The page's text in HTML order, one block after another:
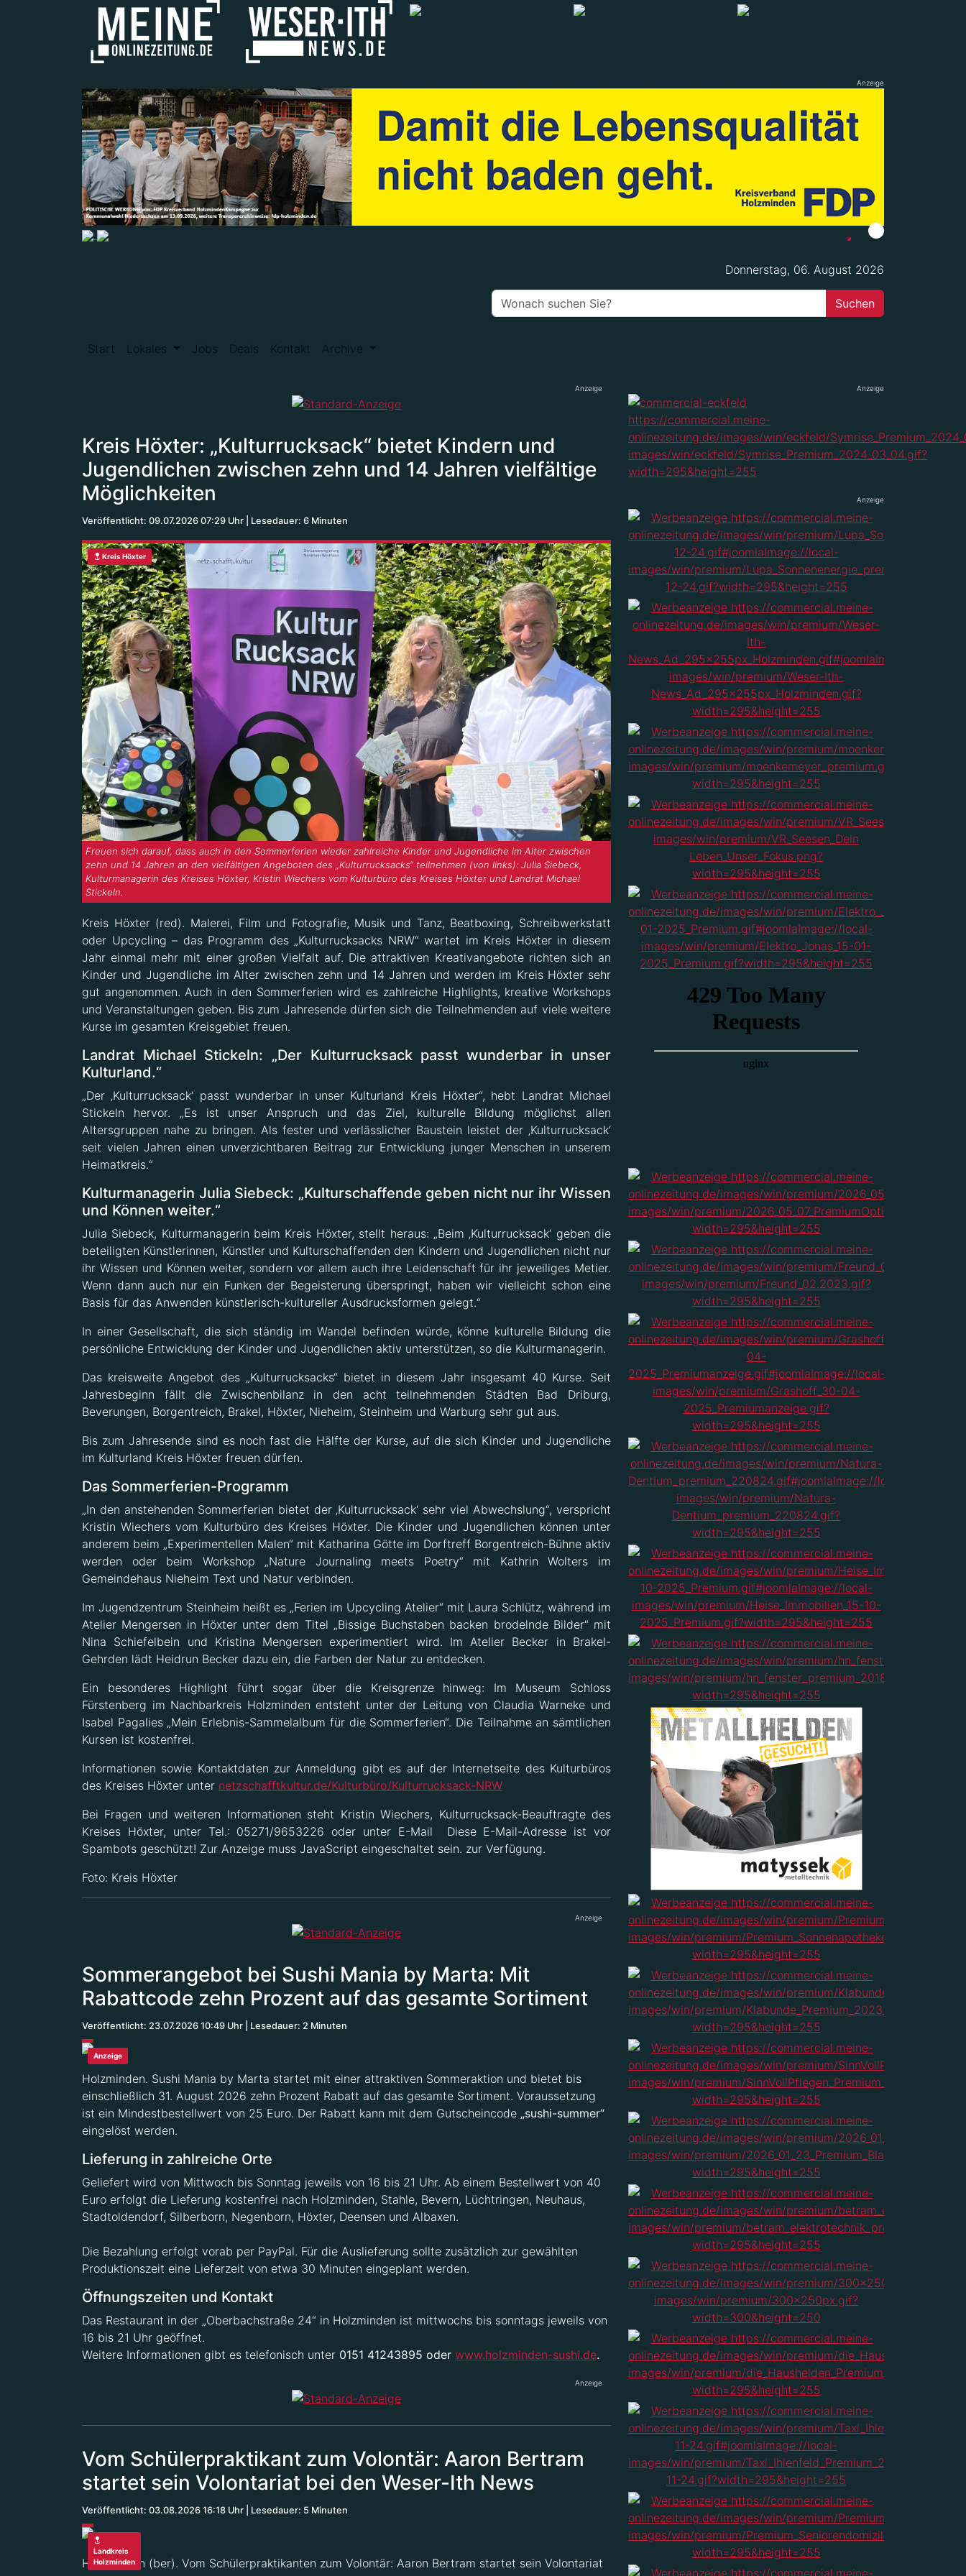
Anzeige
Donnerstag, 06. August 2026
Start Lokales Jobs Deals Kontakt Archive
Anzeige
Kreis Höxter: „Kulturrucksack“ bietet Kindern und
Jugendlichen zwischen zehn und 14 Jahren vielfältige
Möglichkeiten
Veröffentlicht: 09.07.2026 07:29 Uhr Lesedauer: 6 Minuten
Kreis Höxter
Freuen sich darauf, dass auch in den Sommerferien wieder zahlreiche Kinder und Jugendliche im Alter zwischen
zehn und 14 Jahren an den vielfältigen Angeboten des „Kulturrucksacks“ teilnehmen (von links): Julia Siebeck,
Kulturmanagerin des Kreises Höxter, Kristin Wiechers vom Kulturbüro des Kreises Höxter und Landrat Michael
Stickeln.
Kreis Höxter (red). Malerei, Film und Fotografie, Musik und Tanz, Beatboxing, Schreibwerkstatt
oder Upcycling – das Programm des „Kulturrucksacks NRW“ wartet im Kreis Höxter in diesem
Jahr einmal mehr mit einer großen Vielfalt auf. Die attraktiven Kreativangebote richten sich an
Kinder und Jugendliche im Alter zwischen zehn und 14 Jahren und werden im Kreis Höxter sehr
gut angenommen. Auch in den Sommerferien wird es zahlreiche Highlights, kreative Workshops
und Veranstaltungen geben. Bis zum Jahresende dürfen sich die Teilnehmenden auf viele weitere
Kurse im gesamten Kreisgebiet freuen.
Landrat Michael Stickeln: „Der Kulturrucksack passt wunderbar in unser
Kulturland.“
„Der ‚Kulturrucksack‘ passt wunderbar in unser Kulturland Kreis Höxter“, hebt Landrat Michael
Stickeln hervor. „Es ist unser Anspruch und das Ziel, kulturelle Bildung möglichst allen
Altersgruppen nahe zu bringen. Als fester und verlässlicher Baustein leistet der ‚Kulturrucksack‘
seit vielen Jahren einen unverzichtbaren Beitrag zur Entwicklung junger Menschen in unserem
Heimatkreis.“
Kulturmanagerin Julia Siebeck: „Kulturschaffende geben nicht nur ihr Wissen
und Können weiter.“
Julia Siebeck, Kulturmanagerin beim Kreis Höxter, stellt heraus: „Beim ‚Kulturrucksack‘ geben die
beteiligten Künstlerinnen, Künstler und Kulturschaffenden den Kindern und Jugendlichen nicht nur
ihr Wissen und Können weiter, sondern vor allem auch ihre Leidenschaft für ihr jeweiliges Metier.
Wenn dann auch nur ein Funken der Begeisterung überspringt, haben wir vielleicht schon eine
Basis für das Anwenden künstlerisch-kultureller Ausdrucksformen gelegt.“
In einer Gesellschaft, die sich ständig im Wandel befinden würde, könne kulturelle Bildung die
persönliche Entwicklung der Kinder und Jugendlichen aktiv unterstützen, so die Kulturmanagerin.
Das kreisweite Angebot des „Kulturrucksacks“ bietet in diesem Jahr insgesamt 40 Kurse. Seit
Jahresbeginn fällt die Zwischenbilanz in den acht teilnehmenden Städten Bad Driburg,
Beverungen, Borgentreich, Brakel, Höxter, Nieheim, Steinheim und Warburg sehr gut aus.
Bis zum Jahresende sind es noch fast die Hälfte der Kurse, auf die sich Kinder und Jugendliche
im Kulturland Kreis Höxter freuen dürfen.
Das Sommerferien-Programm
„In den anstehenden Sommerferien bietet der ‚Kulturrucksack‘ sehr viel Abwechslung“, verspricht
Kristin Wiechers vom Kulturbüro des Kreises Höxter. Die Kinder und Jugendlichen können unter
anderem beim „Experimentellen Malen“ mit Katharina Götte im Dorftreff Borgentreich-Bühne aktiv
werden oder beim Workshop „Nature Journaling meets Poetry“ mit Kathrin Wolters im
Gemeindehaus Nieheim Text und Natur verbinden.
Im Jugendzentrum Steinheim heißt es „Ferien im Upcycling Atelier“ mit Laura Schlütz, während im
Atelier Mengersen in Höxter unter dem Titel „Bissige Buchstaben backen brodelnde Bilder“ mit
Nina Schiefelbein und Kristina Mengersen experimentiert wird. Im Atelier Becker in Brakel-
Gehrden lädt Heidrun Becker dazu ein, die Farben der Natur zu entdecken.
Ein besonderes Highlight führt sogar über die Kreisgrenze hinweg: Im Museum Schloss
Fürstenberg im Nachbarkreis Holzminden entsteht unter der Leitung von Claudia Warneke und
Isabel Pagalies „Mein Erlebnis-Sammelalbum für die Sommerferien“. Die Teilnahme an sämtlichen
Kursen ist kostenfrei.
Informationen sowie Kontaktdaten zur Anmeldung gibt es auf der Internetseite des Kulturbüros
des Kreises Höxter unter netzschafftkultur.de/Kulturbüro/Kulturrucksack-NRW
Bei Fragen und weiteren Informationen steht Kristin Wiechers, Kulturrucksack-Beauftragte des
Kreises Höxter, unter Tel.: 05271/9653226 oder unter E-Mail
Diese E-Mail-Adresse ist vor
Spambots geschützt! Zur Anzeige muss JavaScript eingeschaltet sein. zur Verfügung.
Foto: Kreis Höxter
Anzeige
Sommerangebot bei Sushi Mania by Marta: Mit
Rabattcode zehn Prozent auf das gesamte Sortiment
Veröffentlicht: 23.07.2026 10:49 Uhr Lesedauer: 2 Minuten
Anzeige
Holzminden. Sushi Mania by Marta startet mit einer attraktiven Sommeraktion und bietet bis
einschließlich 31. August 2026 zehn Prozent Rabatt auf das gesamte Sortiment. Voraussetzung
ist ein Mindestbestellwert von 25 Euro. Der Rabatt kann mit dem Gutscheincode „sushi-summer“
eingelöst werden.
Lieferung in zahlreiche Orte
Geliefert wird von Mittwoch bis Sonntag jeweils von 16 bis 21 Uhr. Ab einem Bestellwert von 40
Euro erfolgt die Lieferung kostenfrei nach Holzminden, Stahle, Bevern, Lüchtringen, Neuhaus,
Stadtoldendorf, Silberborn, Negenborn, Höxter, Deensen und Albaxen.
Die Bezahlung erfolgt vorab per PayPal. Für die Auslieferung sollte zusätzlich zur gewählten
Produktionszeit eine Lieferzeit von etwa 30 Minuten eingeplant werden.
Öffnungszeiten und Kontakt
Das Restaurant in der „Oberbachstraße 24“ in Holzminden ist mittwochs bis sonntags jeweils von
16 bis 21 Uhr geöffnet.
Weitere Informationen gibt es telefonisch unter 0151 41243895 oder www.holzminden-sushi.de.
Anzeige
Vom Schülerpraktikant zum Volontär: Aaron Bertram
startet sein Volontariat bei den Weser-Ith News
Veröffentlicht: 03.08.2026 16:18 Uhr Lesedauer: 5 Minuten
Landkreis
Holzminden
Holzminden (ber). Vom Schülerpraktikanten zum Volontär: Aaron Bertram startet sein Volontariat
Anzeige
Anzeige